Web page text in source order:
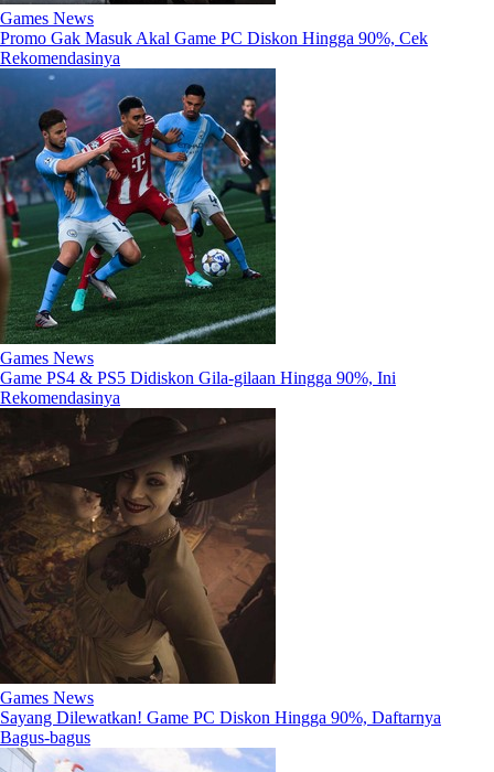
Games News
Promo Gak Masuk Akal Game PC Diskon Hingga 90%, Cek
Rekomendasinya
Games News
Game PS4 & PS5 Didiskon Gila-gilaan Hingga 90%, Ini
Rekomendasinya
Games News
Sayang Dilewatkan! Game PC Diskon Hingga 90%, Daftarnya
Bagus-bagus